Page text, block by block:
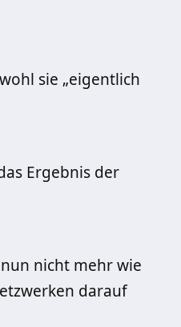
sie „eigentlich
Ergebnis der
nicht mehr wie
darauf